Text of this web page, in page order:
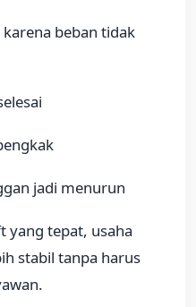
beban tidak
jadi menurun
yang tepat, usaha
stabil tanpa harus